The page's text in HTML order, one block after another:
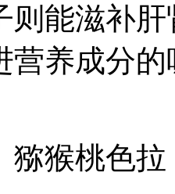
能滋补肝
营养成分
猴桃色拉